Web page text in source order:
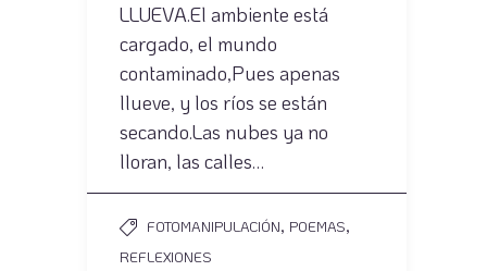
LLUEVA.El ambiente está
cargado, el mundo
contaminado,Pues apenas
llueve, y los ríos se están
secando.Las nubes ya no
lloran, las calles…
FOTOMANIPULACIÓN, POEMAS,
REFLEXIONES